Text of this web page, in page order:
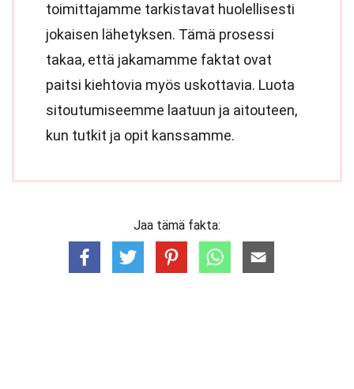
toimittajamme tarkistavat huolellisesti
jokaisen lähetyksen. Tämä prosessi
takaa, että jakamamme faktat ovat
paitsi kiehtovia myös uskottavia. Luota
sitoutumiseemme laatuun ja aitouteen,
kun tutkit ja opit kanssamme.
Jaa tämä fakta: